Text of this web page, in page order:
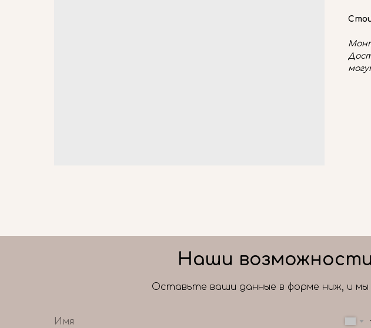
Наши
Оставьте ваши данные в форме ниж, и